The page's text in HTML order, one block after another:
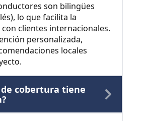
son bilingües
lo que facilita la
clientes internacionales.
personalizada,
locales
de cobertura tiene